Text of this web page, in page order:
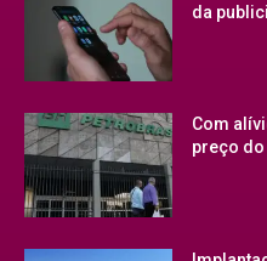
da
Com
preço